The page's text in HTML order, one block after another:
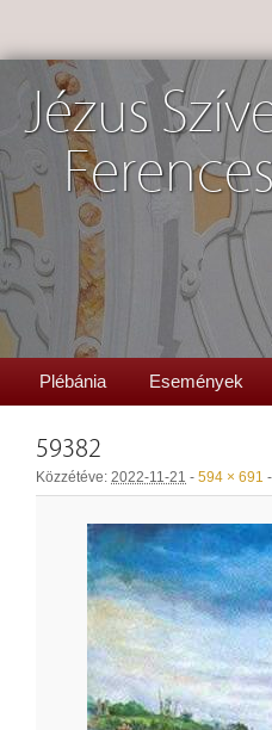
Jézus
Plébánia Események
59382
Közzétéve: 2022-11-21 - 594 × 691 -